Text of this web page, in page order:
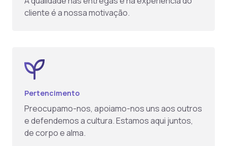
cliente é a nossa motivação.
Pertencimento
Preocupamo-nos, apoiamo-nos uns aos outros
e defendemos a cultura. Estamos aqui juntos,
de corpo e alma.